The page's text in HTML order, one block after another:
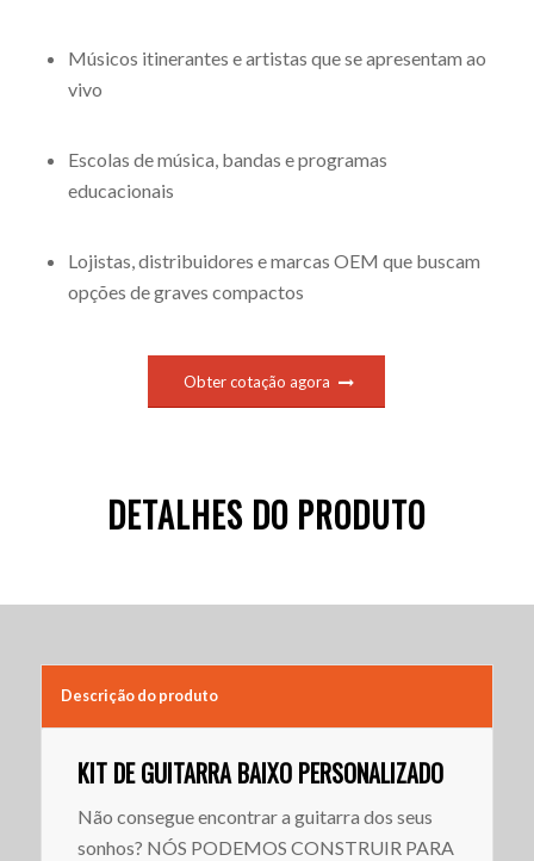
Músicos itinerantes e artistas que se apresentam ao
vivo
Escolas de música, bandas e programas
educacionais
Lojistas, distribuidores e marcas OEM que buscam
opções de graves compactos
Obter cotação agora
DETALHES DO PRODUTO
Descrição do produto
KIT DE GUITARRA BAIXO PERSONALIZADO
Não consegue encontrar a guitarra dos seus
sonhos? NÓS PODEMOS CONSTRUIR PARA